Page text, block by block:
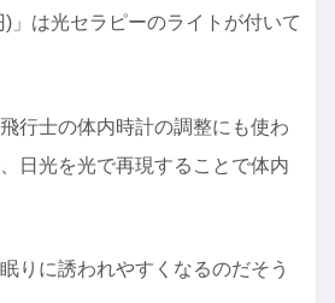
)」は光セラピーのライトが付いて
行士の体内時計の調整にも使わ
日光を光で再現することで体内
りに誘われやすくなるのだそう